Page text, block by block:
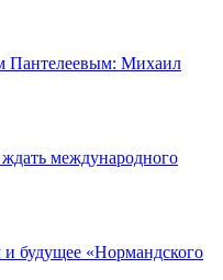
Пантелеевым: Михаил
международного
будущее «Нормандского